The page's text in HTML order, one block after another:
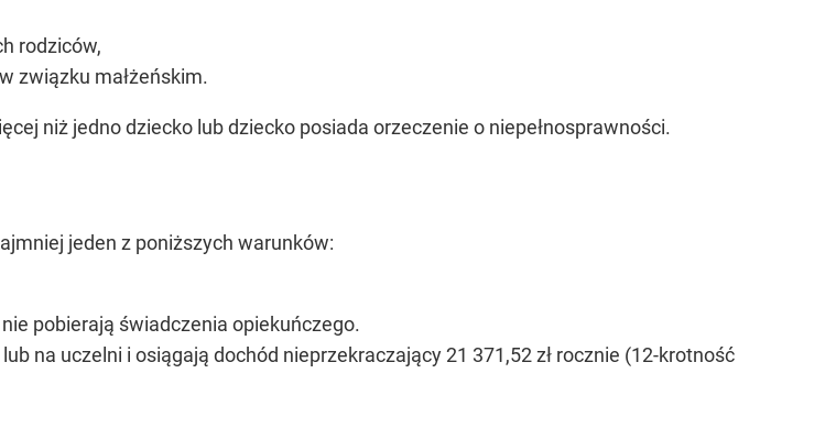
rodziców,
związku małżeńskim.
niż jedno dziecko lub dziecko posiada orzeczenie o niepełnosprawności.
jeden z poniższych warunków:
nie pobierają świadczenia opiekuńczego.
na uczelni i osiągają dochód nieprzekraczający 21 371,52 zł rocznie (12-krotność